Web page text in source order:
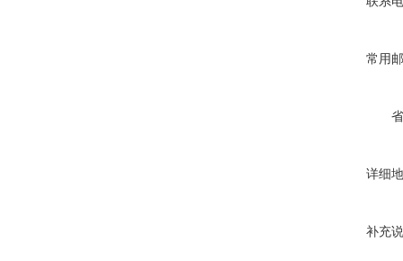
常用
详细
补充